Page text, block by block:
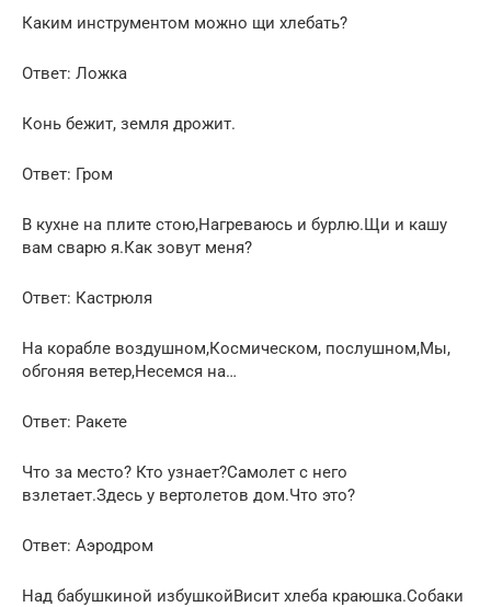
Каким инструментом можно щи хлебать?
Ответ: Ложка
Конь бежит, земля дрожит.
Ответ: Гром
В кухне на плите стою,Нагреваюсь и бурлю.Щи и кашу
вам сварю я.Как зовут меня?
Ответ: Кастрюля
На корабле воздушном,Космическом, послушном,Мы,
обгоняя ветер,Несемся на…
Ответ: Ракете
Что за место? Кто узнает?Самолет с него
взлетает.Здесь у вертолетов дом.Что это?
Ответ: Аэродром
Над бабушкиной избушкойВисит хлеба краюшка.Собаки